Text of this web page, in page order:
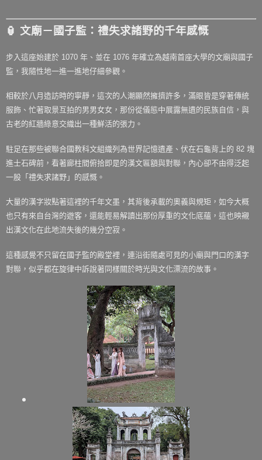
🏮 文廟－國子監：禮失求諸野的千年感慨
步入這座始建於 1070 年、並在 1076 年確立為越南首座大學的文廟與國子
監，我隨性地一進一進地仔細參觀。
相較於八月造訪時的寧靜，這次的人潮顯然擁擠許多，滿眼皆是穿著傳統
服飾、忙著取景互拍的男男女女，那份從儀態中展露無遺的民族自信，與
古老的紅牆綠意交織出一種鮮活的張力。
駐足在那些被聯合國教科文組織列為世界記憶遺產、伏在石龜背上的 82 塊
進士石碑前，看著廊柱間俯拾即是的漢文匾額與對聯，內心卻不由得泛起
一股「禮失求諸野」的感慨。
大量的漢字妝點著這裡的千年文墨，其背後承載的奧義與規矩，如今大概
也只有來自台灣的遊客，還能輕易解讀出那份厚重的文化底蘊，這也映襯
出漢文化在此地流失後的幾分空寂。
這種感覺不只留在國子監的殿堂裡，連沿街隨處可見的小廟與門口的漢字
對聯，似乎都在旋律中訴說著同樣關於時光與文化漂流的故事。